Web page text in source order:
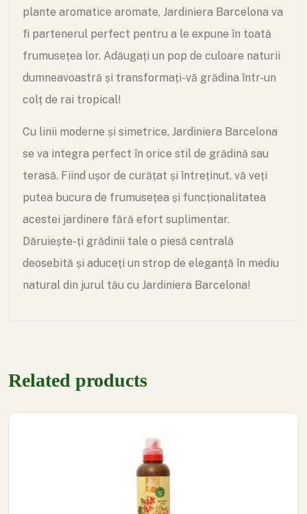
plante aromatice aromate, Jardiniera Barcelona va
fi partenerul perfect pentru a le expune în toată
frumusețea lor. Adăugați un pop de culoare naturii
dumneavoastră și transformați-vă grădina într-un
colț de rai tropical!
Cu linii moderne și simetrice, Jardiniera Barcelona
se va integra perfect în orice stil de grădină sau
terasă. Fiind ușor de curățat și întreținut, vă veți
putea bucura de frumusețea și funcționalitatea
acestei jardinere fără efort suplimentar.
Dăruiește-ți grădinii tale o piesă centrală
deosebită și aduceți un strop de eleganță în mediu
natural din jurul tău cu Jardiniera Barcelona!
Related products